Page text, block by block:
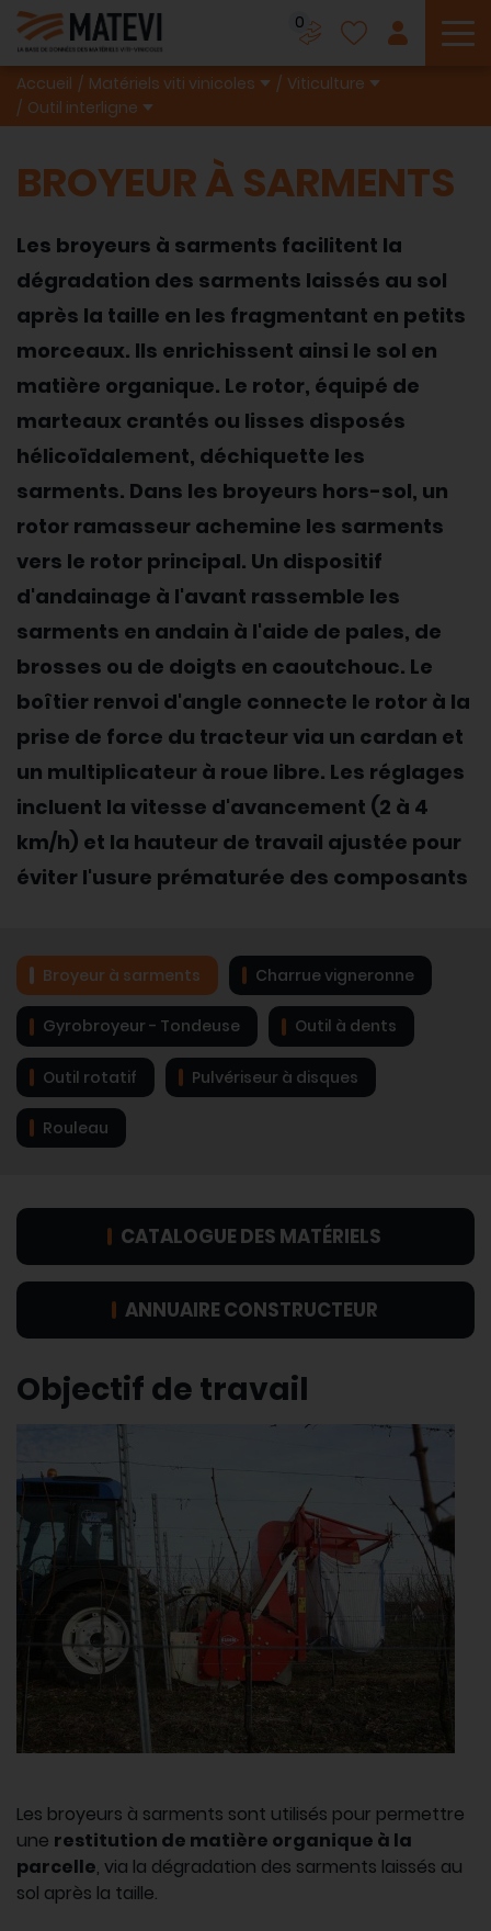
0
Accueil Matériels viti vinicoles
Viticulture
Outil interligne
BROYEUR À SARMENTS
Les broyeurs à sarments facilitent la
dégradation des sarments laissés au sol
après la taille en les fragmentant en petits
morceaux. Ils enrichissent ainsi le sol en
matière organique. Le rotor, équipé de
marteaux crantés ou lisses disposés
hélicoïdalement, déchiquette les
sarments. Dans les broyeurs hors-sol, un
rotor ramasseur achemine les sarments
vers le rotor principal. Un dispositif
d'andainage à l'avant rassemble les
sarments en andain à l'aide de pales, de
brosses ou de doigts en caoutchouc. Le
boîtier renvoi d'angle connecte le rotor à la
prise de force du tracteur via un cardan et
un multiplicateur à roue libre. Les réglages
incluent la vitesse d'avancement (2 à 4
km/h) et la hauteur de travail ajustée pour
éviter l'usure prématurée des composants
Broyeur à sarments Charrue vigneronne
Gyrobroyeur - Tondeuse Outil à dents
Outil rotatif Pulvériseur à disques
Rouleau
CATALOGUE DES MATÉRIELS
ANNUAIRE CONSTRUCTEUR
Objectif de travail
Les broyeurs à sarments sont utilisés pour permettre
une restitution de matière organique à la
parcelle, via la dégradation des sarments laissés au
sol après la taille.